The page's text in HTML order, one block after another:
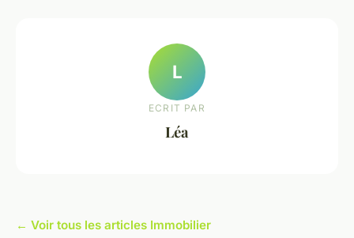
L
ECRIT PAR
Léa
← Voir tous les articles Immobilier